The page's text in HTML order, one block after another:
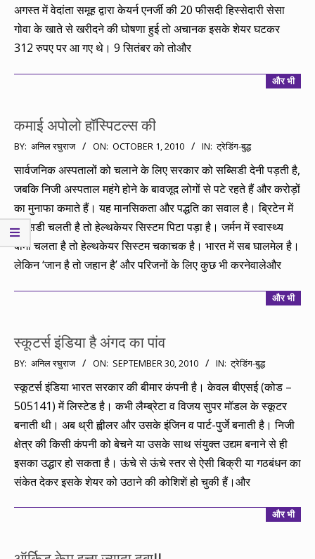
अगस्त में वेदांता समूह द्वारा केयर्न एनर्जी की 20 फीसदी हिस्सेदारी सेसा
गोवा के खाते से खरीदने की घोषणा हुई तो अचानक इसके शेयर घटकर
312 रुपए पर आ गए थे। 9 सितंबर को तोऔर
और भी
कमाई अपोलो हॉस्पिटल्स की
2010-
10-
BY: अनिल रघुराज ON: OCTOBER 1, 2010 IN: ट्रेडिंग-बुद्ध
सार्वजनिक अस्पतालों को चलाने के लिए सरकार को सब्सिडी देनी पड़ती है,
जबकि निजी अस्पताल महंगे होने के बावजूद लोगों से पटे रहते हैं और करोड़ों
का मुनाफा कमाते हैं। यह मानसिकता और पद्धति का सवाल है। ब्रिटेन में
सब्सिडी चलती है तो हेल्थकेयर सिस्टम पिटा पड़ा है। जर्मन में स्वास्थ्य
बीमा चलता है तो हेल्थकेयर सिस्टम चकाचक है। भारत में सब घालमेल है।
लेकिन ‘जान है तो जहान है’ और परिजनों के लिए कुछ भी करनेवालेऔर
और भी
स्कूटर्स इंडिया है अंगद का पांव
2010-
30
BY: अनिल रघुराज ON: SEPTEMBER 30, 2010 IN: ट्रेडिंग-बुद्ध
स्कूटर्स इंडिया भारत सरकार की बीमार कंपनी है। केवल बीएसई (कोड –
505141) में लिस्टेड है। कभी लैम्ब्रेटा व विजय सुपर मॉडल के स्कूटर
बनाती थी। अब थ्री ह्वीलर और उसके इंजिन व पार्ट-पुर्जे बनाती है। निजी
क्षेत्र की किसी कंपनी को बेचने या उसके साथ संयुक्त उद्यम बनाने से ही
इसका उद्धार हो सकता है। ऊंचे से ऊंचे स्तर से ऐसी बिक्री या गठबंधन का
संकेत देकर इसके शेयर को उठाने की कोशिशें हो चुकी हैं।और
और भी